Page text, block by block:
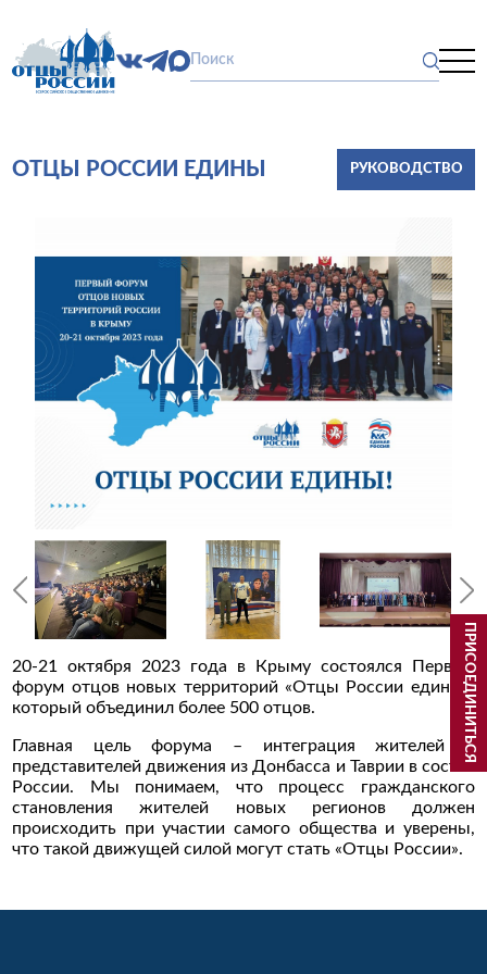
ОТЦЫ РОССИИ ЕДИНЫ РУКОВОДСТВО
20-21 октября 2023 года в Крыму состоялся Первый
форум отцов новых территорий «Отцы России едины»,
который объединил более 500 отцов.
Главная цель форума – интеграция жителей и
представителей движения из Донбасса и Таврии в состав
России. Мы понимаем, что процесс гражданского
становления жителей новых регионов должен
происходить при участии самого общества и уверены,
что такой движущей силой могут стать «Отцы России».
ПРИСОЕДИНИТЬСЯ